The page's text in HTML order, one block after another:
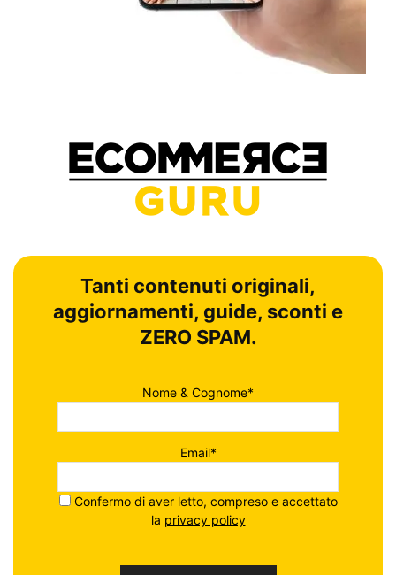
Tanti contenuti originali,
aggiornamenti, guide, sconti e
ZERO SPAM.
Nome & Cognome*
Email*
Confermo di aver letto, compreso e accettato
la privacy policy